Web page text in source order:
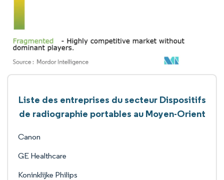
Liste des entreprises du secteur Dispositifs
de radiographie portables au Moyen-Orient
Canon
GE Healthcare
Koninklijke Philips